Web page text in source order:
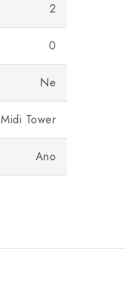
2
0
Ne
Midi Tower
Ano